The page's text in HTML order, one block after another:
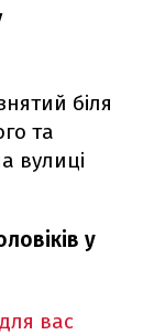
біля
та
вулиці
у
вас